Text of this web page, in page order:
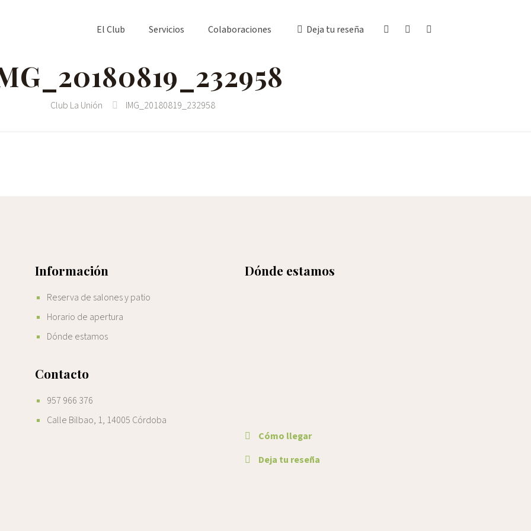
El Club Servicios Colaboraciones Deja tu reseña
Club La Unión IMG_20180819_232958
Información
Reserva de salones y patio
Horario de apertura
Dónde estamos
Contacto
957 966 376
Calle Bilbao, 1, 14005 Córdoba
Dónde estamos
Cómo llegar
Deja tu reseña